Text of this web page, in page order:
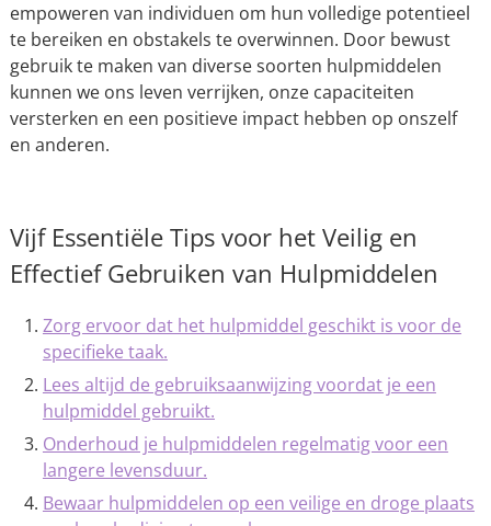
empoweren van individuen om hun volledige potentieel
te bereiken en obstakels te overwinnen. Door bewust
gebruik te maken van diverse soorten hulpmiddelen
kunnen we ons leven verrijken, onze capaciteiten
versterken en een positieve impact hebben op onszelf
en anderen.
Vijf Essentiële Tips voor het Veilig en
Effectief Gebruiken van Hulpmiddelen
Zorg ervoor dat het hulpmiddel geschikt is voor de
specifieke taak.
Lees altijd de gebruiksaanwijzing voordat je een
hulpmiddel gebruikt.
Onderhoud je hulpmiddelen regelmatig voor een
langere levensduur.
Bewaar hulpmiddelen op een veilige en droge plaats